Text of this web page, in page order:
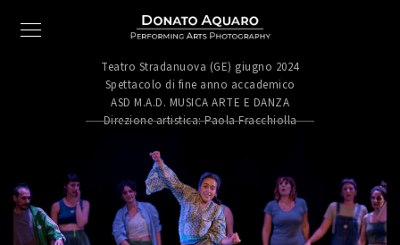
Teatro Stradanuova (GE) giugno 2024
Spettacolo di fine anno accademico
ASD M.A.D. MUSICA ARTE E DANZA
Direzione artistica: Paola Fracchiolla